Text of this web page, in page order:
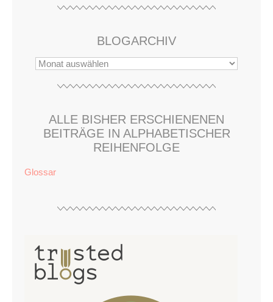
BLOGARCHIV
ALLE BISHER ERSCHIENENEN
BEITRÄGE IN ALPHABETISCHER
REIHENFOLGE
Glossar